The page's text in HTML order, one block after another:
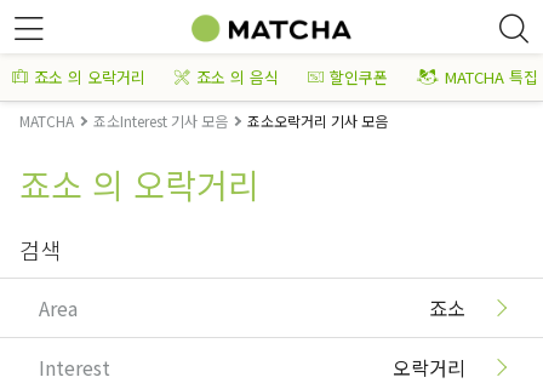
죠소 의 오락거리 죠소 의 음식 할인쿠폰 MATCHA 특집
MATCHA 죠소Interest 기사 모음 죠소오락거리 기사 모음
죠소 의 오락거리
검색
Area 죠소
Interest 오락거리